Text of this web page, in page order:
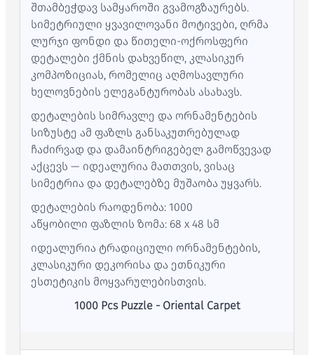
შთამბეჭდავ სამყაროში გვამოგზაურებს.
სიმეტრიული ყვავილოვანი მოტივები, ღრმა
ლურჯი ფონდი და წითელი-ოქროსფერი
დეტალები ქმნის დახვეწილ, კლასიკურ
კომპოზიციას, რომელიც აღმოსავლური
ხელოვნების ელეგანტურობას ასახავს.
დეტალების სიმრავლე და ორნამენტების
სიზუსტე ამ ფაზლს განსაკუთრებულად
ჩაძირვად და დამაინტრიგებელ გამოწვევად
აქცევს — იდეალურია მათთვის, ვისაც
სიმეტრია და დეტალებზე მუშაობა უყვარს.
დეტალების რაოდენობა: 1000
აწყობილი ფაზლის ზომა: 68 x 48 სმ
იდეალურია ტრადიციული ორნამენტების,
კლასიკური დეკორისა და ეთნიკური
ესთეტიკის მოყვარულებისთვის.
1000 Pcs Puzzle - Oriental Carpet